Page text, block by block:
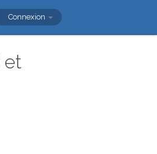
Connexion
et